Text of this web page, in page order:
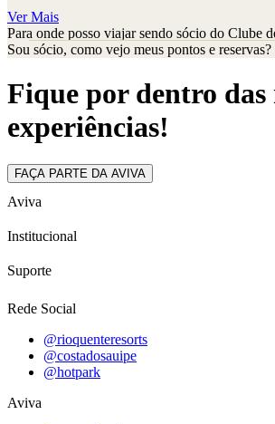
Ver Mais
Para onde posso viajar sendo sócio do Clube
Sou sócio, como vejo meus pontos e reservas?
Fique por dentro das
experiências!
FAÇA PARTE DA AVIVA
Aviva
Institucional
Suporte
Rede Social
@rioquenteresorts
@costadosauipe
@hotpark
Aviva